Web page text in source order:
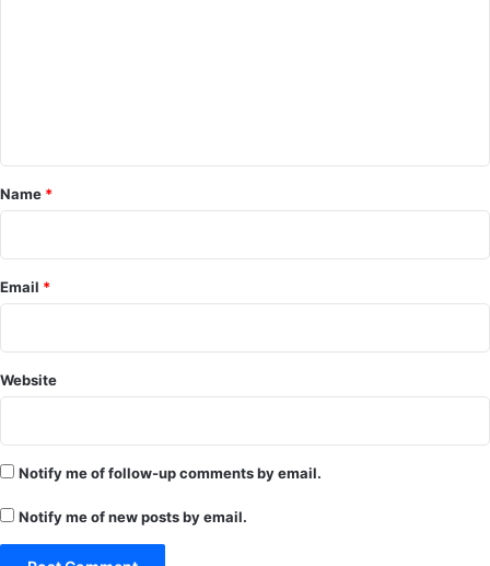
*
Name *
Email *
Website
Notify me of follow-up comments by email.
Notify me of new posts by email.